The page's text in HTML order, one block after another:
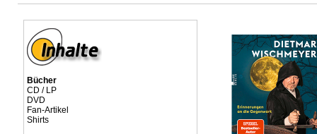
Bücher
CD / LP
DVD
Fan-Artikel
Shirts